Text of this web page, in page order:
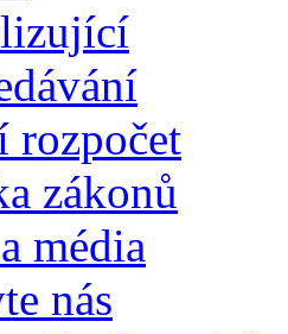
rozpočet
zákonů
média
nás